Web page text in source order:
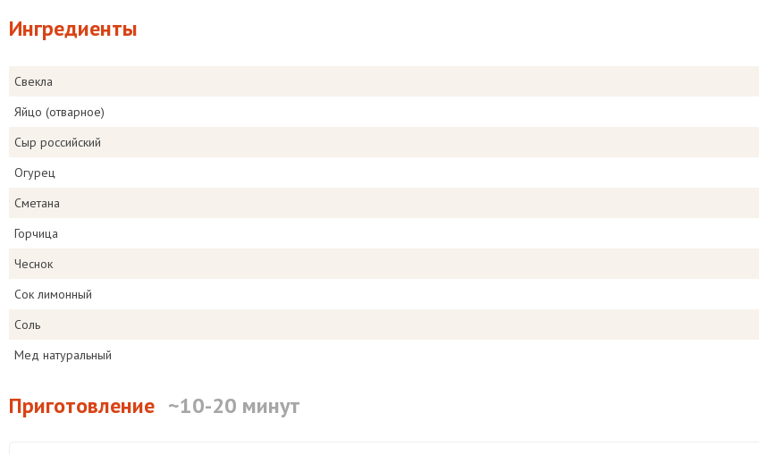
Ингредиенты
Свекла
Яйцо (отварное)
Сыр российский
Огурец
Сметана
Горчица
Чеснок
Сок лимонный
Соль
Мед натуральный
Приготовление ~10-20 минут